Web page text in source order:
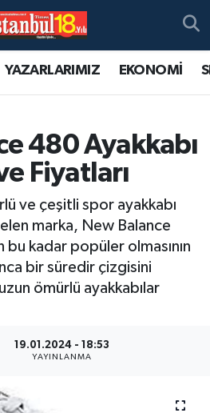
YAZARLARIMIZ EKONOMİ
480 Ayakkabı
Fiyatları
ve çeşitli spor ayakkabı
marka, New Balance
bu kadar popüler olmasının
bir süredir çizgisini
ömürlü ayakkabılar
19.01.2024 - 18:53
YAYINLANMA